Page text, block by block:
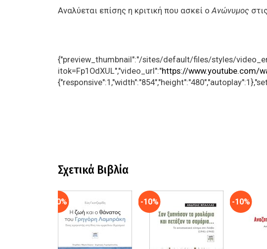
Αναλύεται επίσης η κριτική που ασκεί οΑνώνυμος
{"preview_thumbnail":"/sites/default/files/styles/
itok=Fp1OdXUL","video_url":"https://www.youtube.com/
Σχετικά Βιβλία
-10% -10% -10%